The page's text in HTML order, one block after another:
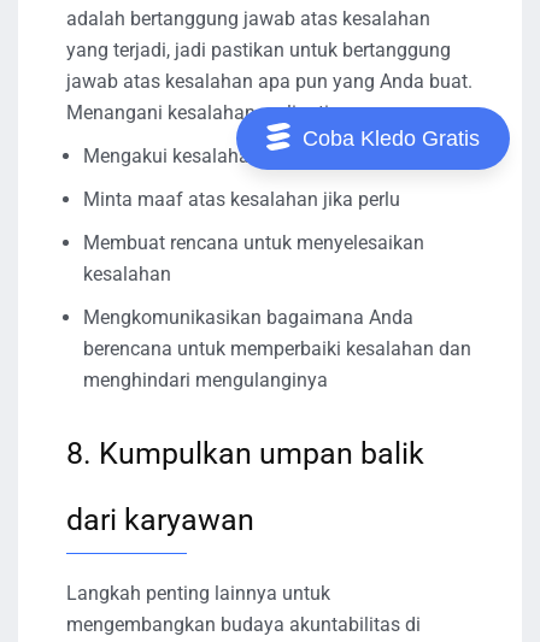
adalah bertanggung jawab atas kesalahan
yang terjadi, jadi pastikan untuk bertanggung
jawab atas kesalahan apa pun yang Anda buat.
Menangani kesalahan meliputi:
Mengakui kesalahan
Minta maaf atas kesalahan jika perlu
Membuat rencana untuk menyelesaikan
kesalahan
Mengkomunikasikan bagaimana Anda
berencana untuk memperbaiki kesalahan dan
menghindari mengulanginya
8. Kumpulkan umpan balik
dari karyawan
Langkah penting lainnya untuk
mengembangkan budaya akuntabilitas di
Coba Kledo Gratis